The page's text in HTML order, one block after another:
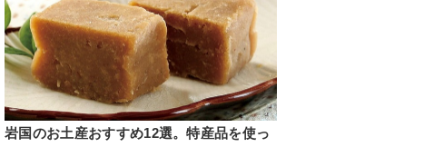
岩国のお土産おすすめ12選。特産品を使っ